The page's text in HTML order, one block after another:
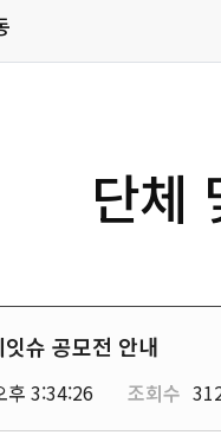
단체
슈 공모전 안내
3:34:26 조회수